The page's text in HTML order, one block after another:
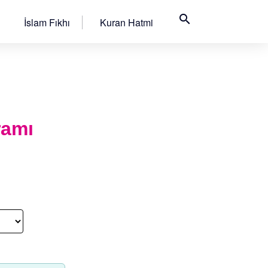
İslam Fıkhı Kuran Hatmi search